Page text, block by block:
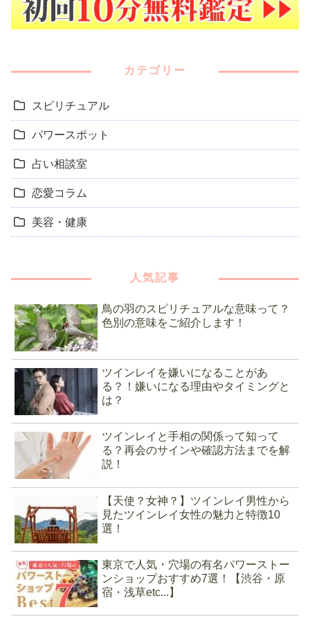
カテゴリー
スピリチュアル
パワースポット
占い相談室
恋愛コラム
美容・健康
人気記事
鳥の羽のスピリチュアルな意味って？
色別の意味をご紹介します！
ツインレイを嫌いになることがあ
る？！嫌いになる理由やタイミングと
は？
ツインレイと手相の関係って知って
る？再会のサインや確認方法までを解
説！
【天使？女神？】ツインレイ男性から
見たツインレイ女性の魅力と特徴10
選！
東京で人気・穴場の有名パワーストー
ンショップおすすめ7選！【渋谷・原
宿・浅草etc...】